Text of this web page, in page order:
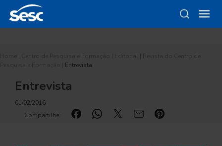
Entrevista
Entrevista
01/02/2016
Compartilhe: